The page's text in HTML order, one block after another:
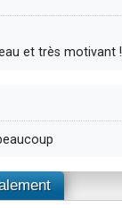
et très motivant !